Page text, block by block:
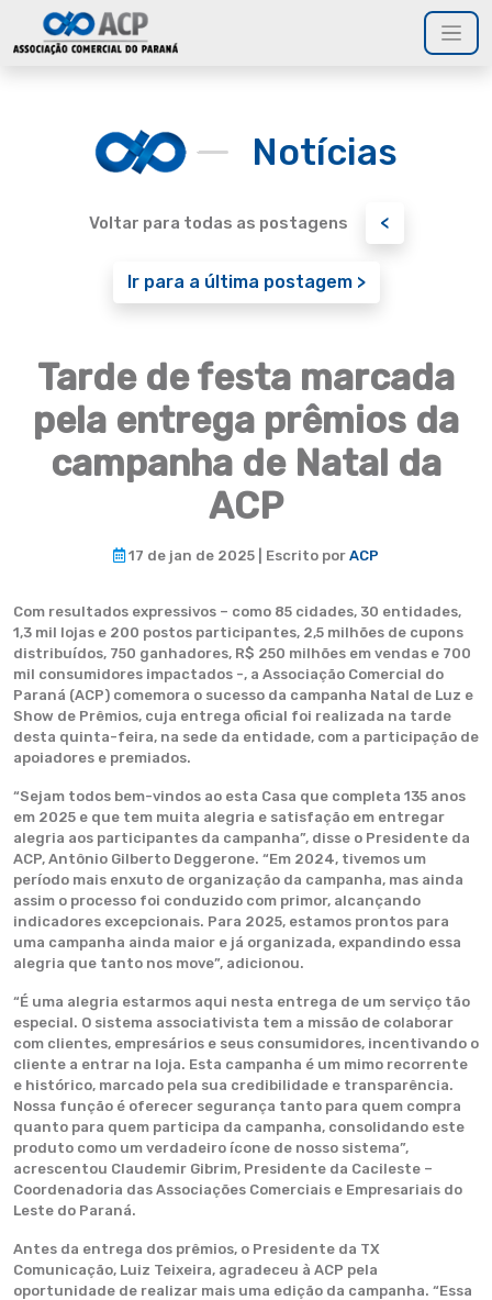
Notícias
Voltar para todas as postagens <
Ir para a última postagem >
Tarde de festa marcada
pela entrega prêmios da
campanha de Natal da
ACP
17 de jan de 2025 | Escrito por ACP
Com resultados expressivos – como 85 cidades, 30 entidades,
1,3 mil lojas e 200 postos participantes, 2,5 milhões de cupons
distribuídos, 750 ganhadores, R$ 250 milhões em vendas e 700
mil consumidores impactados -, a Associação Comercial do
Paraná (ACP) comemora o sucesso da campanha Natal de Luz e
Show de Prêmios, cuja entrega oficial foi realizada na tarde
desta quinta-feira, na sede da entidade, com a participação de
apoiadores e premiados.
“Sejam todos bem-vindos ao esta Casa que completa 135 anos
em 2025 e que tem muita alegria e satisfação em entregar
alegria aos participantes da campanha”, disse o Presidente da
ACP, Antônio Gilberto Deggerone. “Em 2024, tivemos um
período mais enxuto de organização da campanha, mas ainda
assim o processo foi conduzido com primor, alcançando
indicadores excepcionais. Para 2025, estamos prontos para
uma campanha ainda maior e já organizada, expandindo essa
alegria que tanto nos move”, adicionou.
“É uma alegria estarmos aqui nesta entrega de um serviço tão
especial. O sistema associativista tem a missão de colaborar
com clientes, empresários e seus consumidores, incentivando o
cliente a entrar na loja. Esta campanha é um mimo recorrente
e histórico, marcado pela sua credibilidade e transparência.
Nossa função é oferecer segurança tanto para quem compra
quanto para quem participa da campanha, consolidando este
produto como um verdadeiro ícone de nosso sistema”,
acrescentou Claudemir Gibrim, Presidente da Cacileste –
Coordenadoria das Associações Comerciais e Empresariais do
Leste do Paraná.
Antes da entrega dos prêmios, o Presidente da TX
Comunicação, Luiz Teixeira, agradeceu à ACP pela
oportunidade de realizar mais uma edição da campanha. “Essa